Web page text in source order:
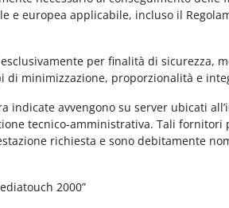
europea applicabile, incluso il
per finalità di sicurezza,
minimizzazione, proporzionalità e
indicate avvengono su server ubicati
tecnico-amministrativa. Tali fornitori
richiesta e sono debitamente
2000”